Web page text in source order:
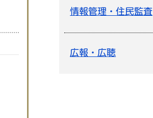
情報管理・住民監査
広報・広聴